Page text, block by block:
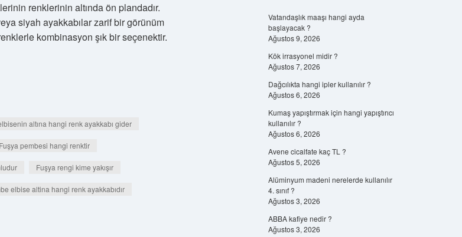
renklerinin altında ön plandadır.
siyah ayakkabılar zarif bir görünüm
kombinasyon şık bir seçenektir.
altına hangi renk ayakkabı gider
Fuşya pembesi hangi renktir
Fuşya rengi kime yakışır
elbise altina hangi renk ayakkabıdır
Vatandaşlık maaşı hangi ayda
başlayacak ?
Ağustos 9, 2026
Kök irrasyonel midir ?
Ağustos 7, 2026
Dağcılıkta hangi ipler kullanılır ?
Ağustos 6, 2026
Kumaş yapıştırmak için hangi yapıştırıcı
kullanılır ?
Ağustos 6, 2026
Avene cicalfate kaç TL ?
Ağustos 5, 2026
Alüminyum madeni nerelerde kullanılır
4. sınıf ?
Ağustos 3, 2026
ABBA kafiye nedir ?
Ağustos 3, 2026